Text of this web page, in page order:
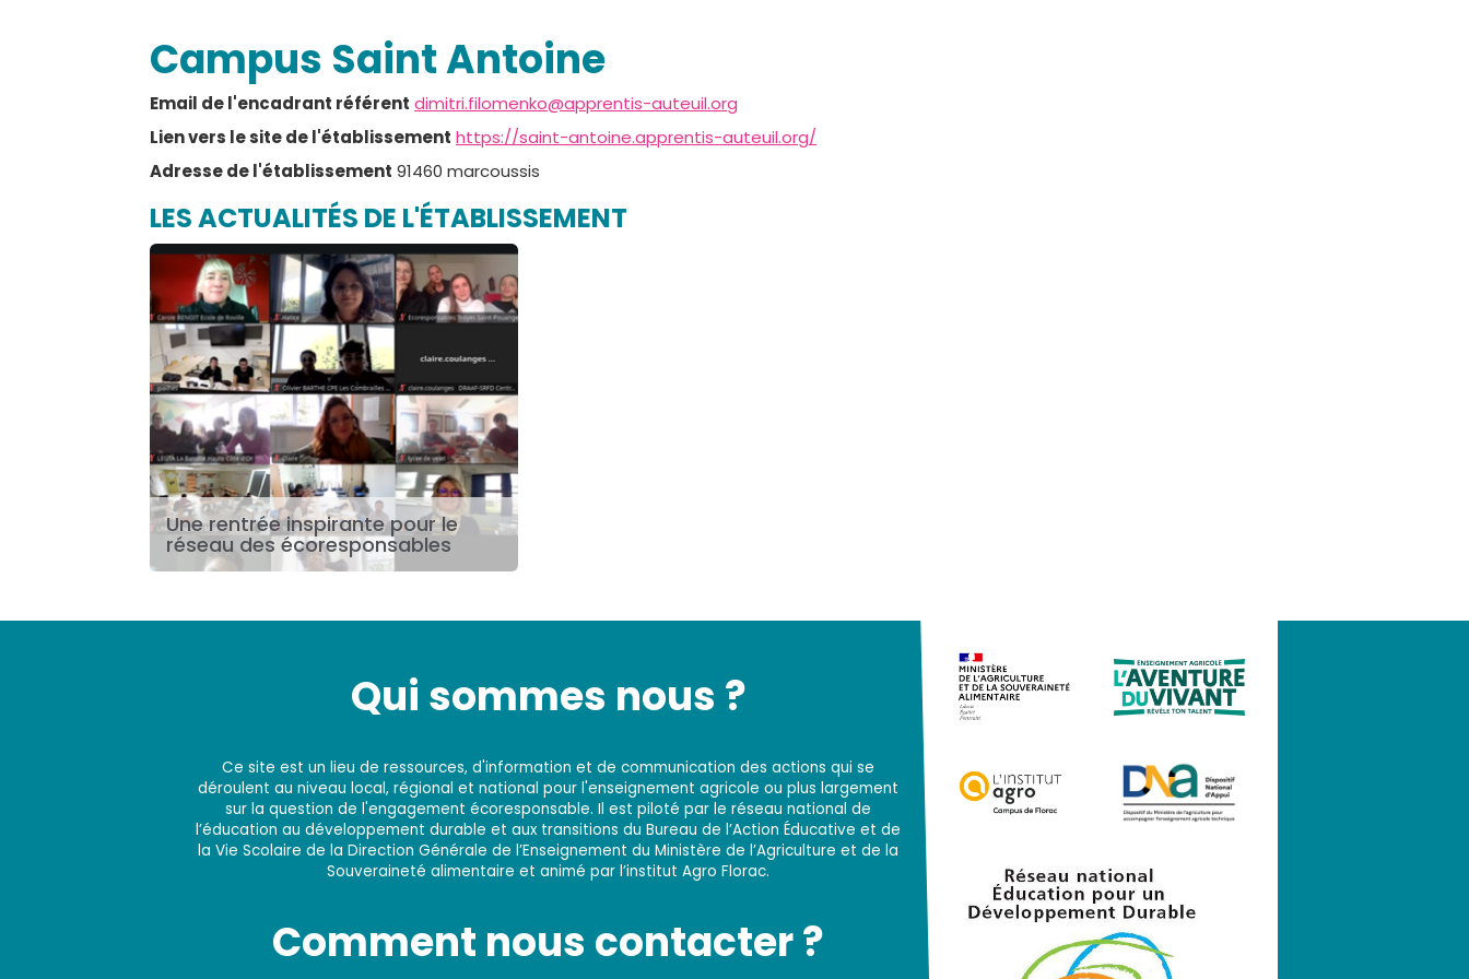
Campus Saint Antoine
Email de l'encadrant référent dimitri.filomenko@apprentis-auteuil.org
Lien vers le site de l'établissement https://saint-antoine.apprentis-auteuil.org/
Adresse de l'établissement 91460 marcoussis
LES ACTUALITÉS DE L'ÉTABLISSEMENT
Une rentrée inspirante pour le
réseau des écoresponsables
Qui sommes nous ?
Ce site est un lieu de ressources, d'information et de communication des actions qui se
déroulent au niveau local, régional et national pour l'enseignement agricole ou plus largement
sur la question de l'engagement écoresponsable. Il est piloté par le réseau national de
l’éducation au développement durable et aux transitions du Bureau de l’Action Éducative et de
la Vie Scolaire de la Direction Générale de l’Enseignement du Ministère de l’Agriculture et de la
Souveraineté alimentaire et animé par l’institut Agro Florac.
Comment nous contacter ?